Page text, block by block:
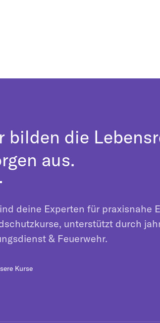
bilden die
aus.
deine Experten für praxisnahe
unterstützt durch
& Feuerwehr.
Kurse